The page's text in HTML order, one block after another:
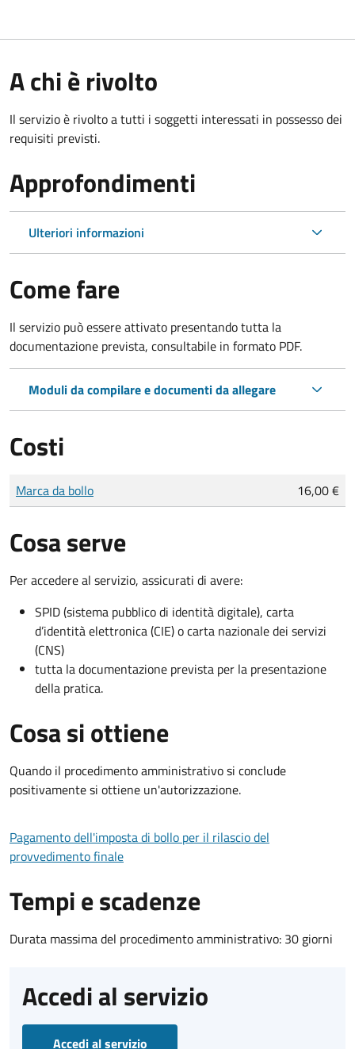
A chi è rivolto
Il servizio è rivolto a tutti i soggetti interessati in possesso dei
requisiti previsti.
Approfondimenti
Ulteriori informazioni
Come fare
Il servizio può essere attivato presentando tutta la
documentazione prevista, consultabile in formato PDF.
Moduli da compilare e documenti da allegare
Costi
Tipo di pagamento
Importo
Marca da bollo 16,00 €
Cosa serve
Per accedere al servizio, assicurati di avere:
SPID (sistema pubblico di identità digitale), carta
d’identità elettronica (CIE) o carta nazionale dei servizi
(CNS)
tutta la documentazione prevista per la presentazione
della pratica.
Cosa si ottiene
Quando il procedimento amministrativo si conclude
positivamente si ottiene un'autorizzazione.
Pagamento dell'imposta di bollo per il rilascio del
provvedimento finale
Tempi e scadenze
Durata massima del procedimento amministrativo: 30 giorni
Accedi al servizio
Accedi al servizio